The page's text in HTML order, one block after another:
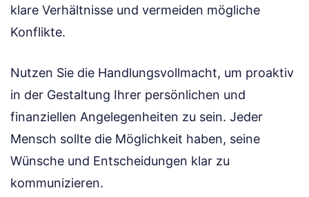
klare Verhältnisse und vermeiden mögliche
Konflikte.
Nutzen Sie die Handlungs­vollmacht, um proaktiv
in der Gestaltung Ihrer persönlichen und
finanziellen Angelegenheiten zu sein. Jeder
Mensch sollte die Möglichkeit haben, seine
Wünsche und Entscheidungen klar zu
kommunizieren.